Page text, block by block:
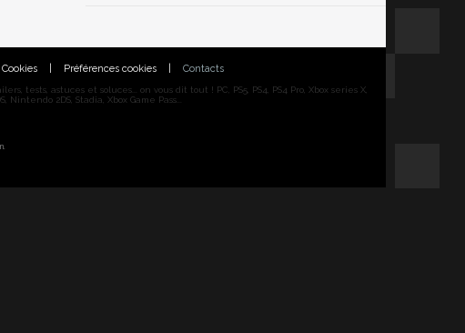
Cookies Préférences cookies Contacts
astuces et soluces... on vous dit tout ! PC, PS5, PS4, PS4 Pro, Xbox series X,
2DS, Stadia, Xbox Game Pass...